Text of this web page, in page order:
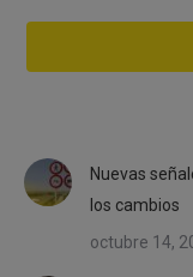
Nuevas
los cambios
octubre 14,